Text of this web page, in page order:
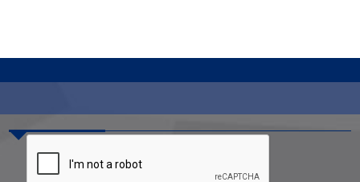
Contáctenos